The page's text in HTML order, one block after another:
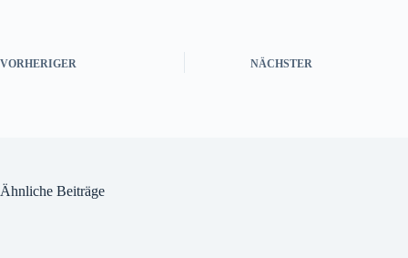
VORHERIGER NÄCHSTER
Ähnliche Beiträge